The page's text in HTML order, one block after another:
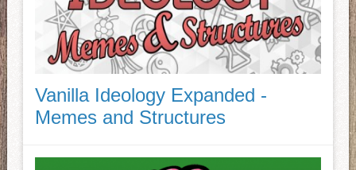
Vanilla Ideology Expanded -
Memes and Structures